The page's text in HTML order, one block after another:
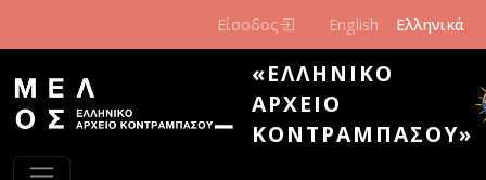
Είσοδος English Ελληνικά
«ΕΛΛΗΝΙΚΌ
ΑΡΧΕΊΟ
ΚΟΝΤΡΑΜΠΆΣΟΥ»